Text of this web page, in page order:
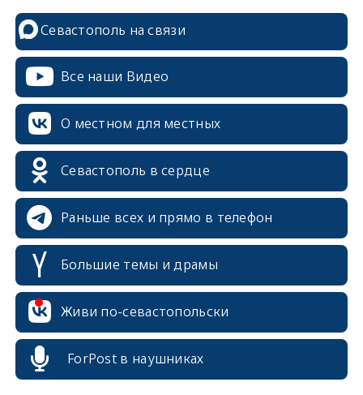
Севастополь на связи
Все наши Видео
О местном для местных
Севастополь в сердце
Раньше всех и прямо в телефон
Большие темы и драмы
Живи по-севастопольски
ForPost в наушниках